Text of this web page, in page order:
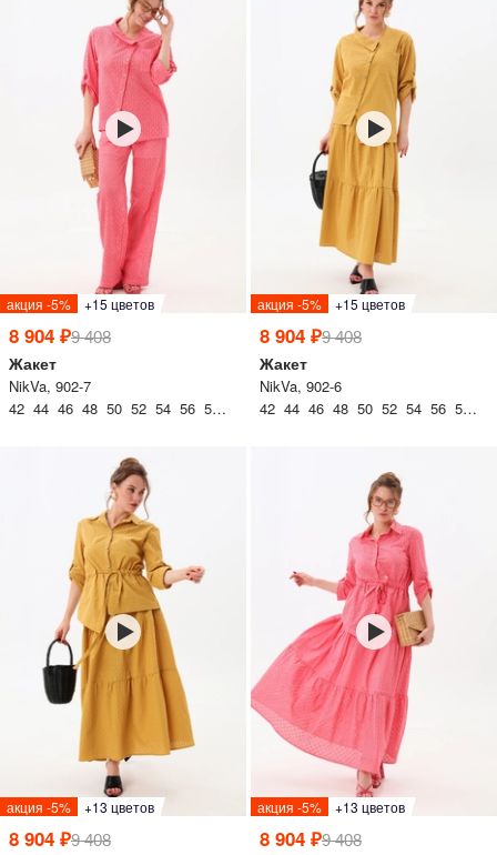
акция -5% +15 цветов
8 904 ₽9 408
Жакет
NikVa, 902-7
42 44 46 48 50 52 54 56 58 60
акция -5% +15 цветов
8 904 ₽9 408
Жакет
NikVa, 902-6
42 44 46 48 50 52 54 56 58 60
акция -5% +13 цветов
8 904 ₽9 408
акция -5% +13 цветов
8 904 ₽9 408